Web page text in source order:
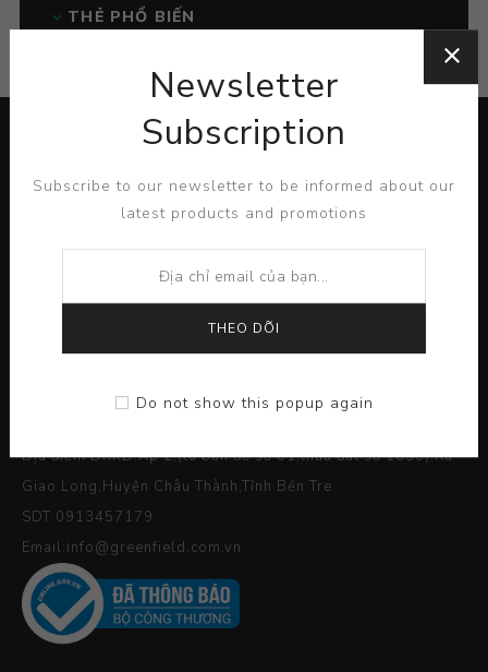
THẺ PHỔ BIẾN
Cấp ngày 29/01/2011.thay đổi lần thứ 1:ngày 20/05/2020
Địa điểm ĐKKD:Ấp 2,(tờ bản đồ số 01,thửa đất số 1630),Xã
Giao Long,Huyện Châu Thành,Tỉnh Bến Tre
SDT:0913457179
Email:info@greenfield.com.vn
Newsletter
Subscription
Subscribe to our newsletter to be informed about our
latest products and promotions
THEO DÕI
Do not show this popup again